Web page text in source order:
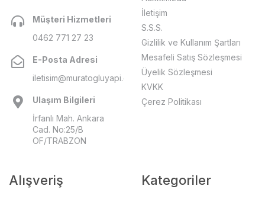
Müşteri Hizmetleri
0462 771 27 23
E-Posta Adresi
iletisim@muratogluyapi.com
Ulaşım Bilgileri
İrfanlı Mah. Ankara
Cad. No:25/B
OF/TRABZON
İletişim
S.S.S.
Gizlilik ve Kullanım Şartları
Mesafeli Satış Sözleşmesi
Üyelik Sözleşmesi
KVKK
Çerez Politikası
Alışveriş Kategoriler